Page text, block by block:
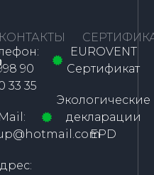
КОНТАКТЫ
90
33 35
Mail:
EUROVENT
Сертификат
Экологические
декларации
EPD